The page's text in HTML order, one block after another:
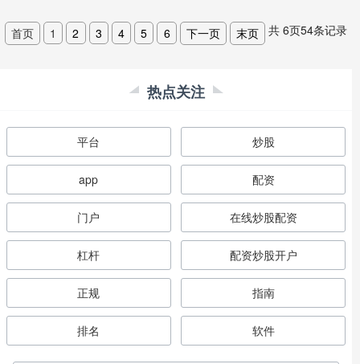
首页 1 2 3 4 5 6 下一页 末页 共6页54条记录
热点关注
平台 炒股
app 配资
门户 在线炒股配资
杠杆 配资炒股开户
正规 指南
排名 软件